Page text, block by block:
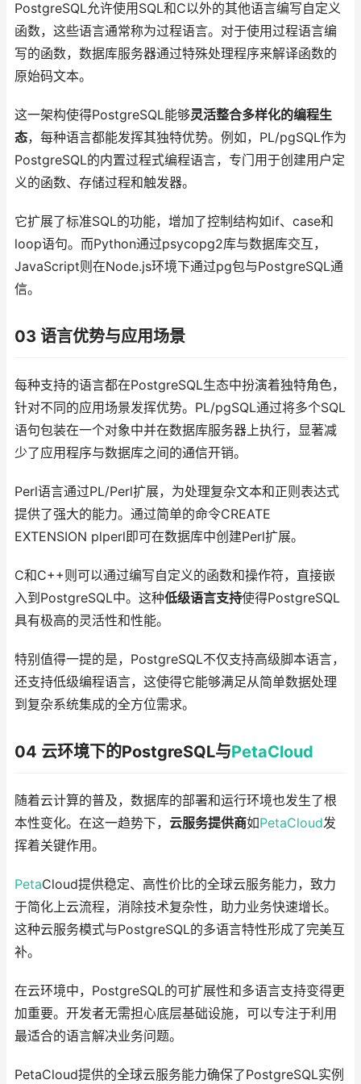
PostgreSQL允许使用SQL和C以外的其他语言编写自定义
函数，这些语言通常称为过程语言。对于使用过程语言编
写的函数，数据库服务器通过特殊处理程序来解译函数的
原始码文本。
这一架构使得PostgreSQL能够灵活整合多样化的编程生
态，每种语言都能发挥其独特优势。例如，PL/pgSQL作为
PostgreSQL的内置过程式编程语言，专门用于创建用户定
义的函数、存储过程和触发器。
它扩展了标准SQL的功能，增加了控制结构如if、case和
loop语句。而Python通过psycopg2库与数据库交互，
JavaScript则在Node.js环境下通过pg包与PostgreSQL通
信。
03 语言优势与应用场景
每种支持的语言都在PostgreSQL生态中扮演着独特角色，
针对不同的应用场景发挥优势。PL/pgSQL通过将多个SQL
语句包装在一个对象中并在数据库服务器上执行，显著减
少了应用程序与数据库之间的通信开销。
Perl语言通过PL/Perl扩展，为处理复杂文本和正则表达式
提供了强大的能力。通过简单的命令CREATE
EXTENSION plperl即可在数据库中创建Perl扩展。
C和C++则可以通过编写自定义的函数和操作符，直接嵌
入到PostgreSQL中。这种低级语言支持使得PostgreSQL
具有极高的灵活性和性能。
特别值得一提的是，PostgreSQL不仅支持高级脚本语言，
还支持低级编程语言，这使得它能够满足从简单数据处理
到复杂系统集成的全方位需求。
04 云环境下的PostgreSQL与PetaCloud
随着云计算的普及，数据库的部署和运行环境也发生了根
本性变化。在这一趋势下， 云服务提供商如PetaCloud发
挥着关键作用。
PetaCloud提供稳定、高性价比的全球云服务能力，致力
于简化上云流程，消除技术复杂性，助力业务快速增长。
这种云服务模式与PostgreSQL的多语言特性形成了完美互
补。
在云环境中，PostgreSQL的可扩展性和多语言支持变得更
加重要。开发者无需担心底层基础设施，可以专注于利用
最适合的语言解决业务问题。
PetaCloud提供的全球云服务能力确保了PostgreSQL实例